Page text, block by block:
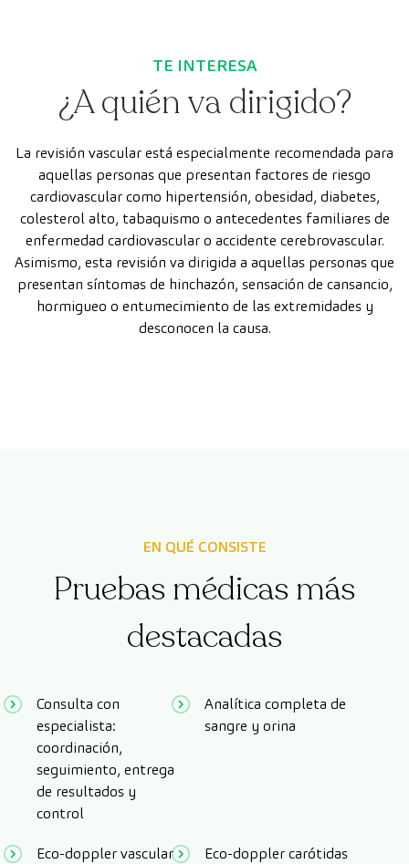
TE INTERESA
¿A quién va dirigido?
La revisión vascular está especialmente recomendada para
aquellas personas que presentan factores de riesgo
cardiovascular como hipertensión, obesidad, diabetes,
colesterol alto, tabaquismo o antecedentes familiares de
enfermedad cardiovascular o accidente cerebrovascular.
Asimismo, esta revisión va dirigida a aquellas personas que
presentan síntomas de hinchazón, sensación de cansancio,
hormigueo o entumecimiento de las extremidades y
desconocen la causa.
EN QUÉ CONSISTE
Pruebas médicas más
destacadas
Consulta con
especialista:
coordinación,
seguimiento, entrega
de resultados y
control
Analítica completa de
sangre y orina
Eco-doppler vascular
Eco-doppler carótidas